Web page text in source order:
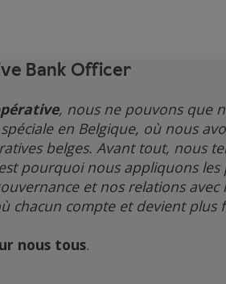
Bank Officer
, nous ne pouvons que
en Belgique, où nous
belges. Avant tout, nous
pourquoi nous appliquons
et nos relations
chacun compte et devient
nous tous.